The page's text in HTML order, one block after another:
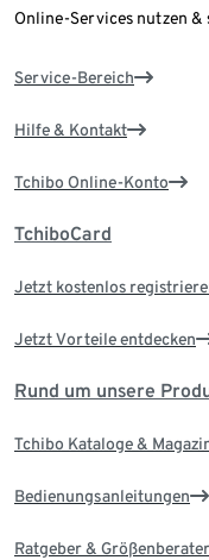
Online-Services nutzen
Service-Bereich
Hilfe & Kontakt
Tchibo Online-Konto
TchiboCard
Jetzt kostenlos
Jetzt Vorteile entdecken
Rund um unsere
Tchibo Kataloge &
Bedienungsanleitungen
Ratgeber & Größenberater